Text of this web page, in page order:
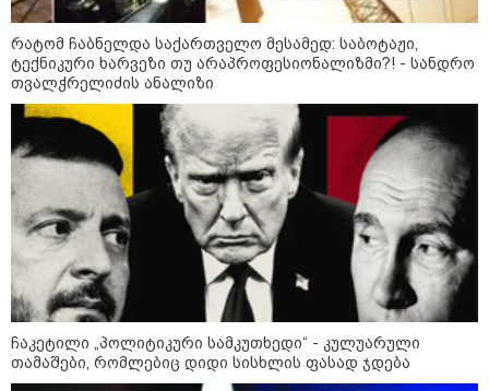
კატეგორიები
7
აგვისტო
დღის ზოგადი
ასტროლოგიური
პროგნოზი
ეს დღე გამოირჩევა სტაბილური და მშვიდი ენერგიით. კარგი
პერიოდია დაწყებული საქმეების ბოლომდე მოსაყვანად,
ფინანსური საკითხების გადასამოწმებლად და სამუშაო
სივრცის მოწესრიგებისთვის. თანმიმდევრული მოქმედება და
პრაქტიკული მიდგომა სასურველ შედეგს უდანაკარგოდ
რატომ ჩაბნელდა საქართველო მესამედ: საბოტაჟი,
ტექნიკური ხარვეზი თუ არაპროფესიონალიზმი?! - სანდრო
თვალჭრელიძის ანალიზი
ჩაკეტილი „პოლიტიკური სამკუთხედი“ - კულუარული
თამაშები, რომლებიც დიდი სისხლის ფასად ჯდება